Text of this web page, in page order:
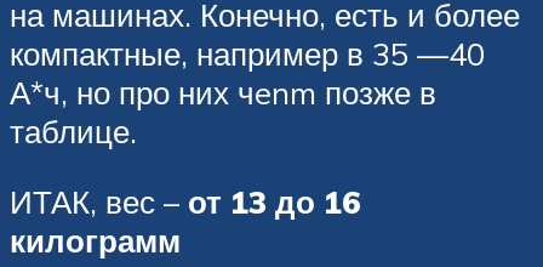
на машинах. Конечно, есть и более
компактные, например в 35 —40
А*ч, но про них чenm позже в
таблице.
ИТАК, вес – от 13 до 16
килограмм